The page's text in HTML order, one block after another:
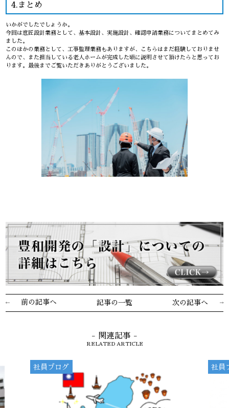
4.まとめ
いかがでしたでしょうか。
今回は意匠設計業務として、基本設計、実施設計、確認申請業務についてまとめてみ
ました。
このほかの業務として、工事監理業務もありますが、こちらはまだ経験しておりませ
んので、また担当している老人ホームが完成した頃に説明させて頂けたらと思ってお
ります。最後までご覧いただきありがとうございました。
前の記事へ 記事の一覧 次の記事へ
- 関連記事 -
RELATED ARTICLE
社員ブログ 社員